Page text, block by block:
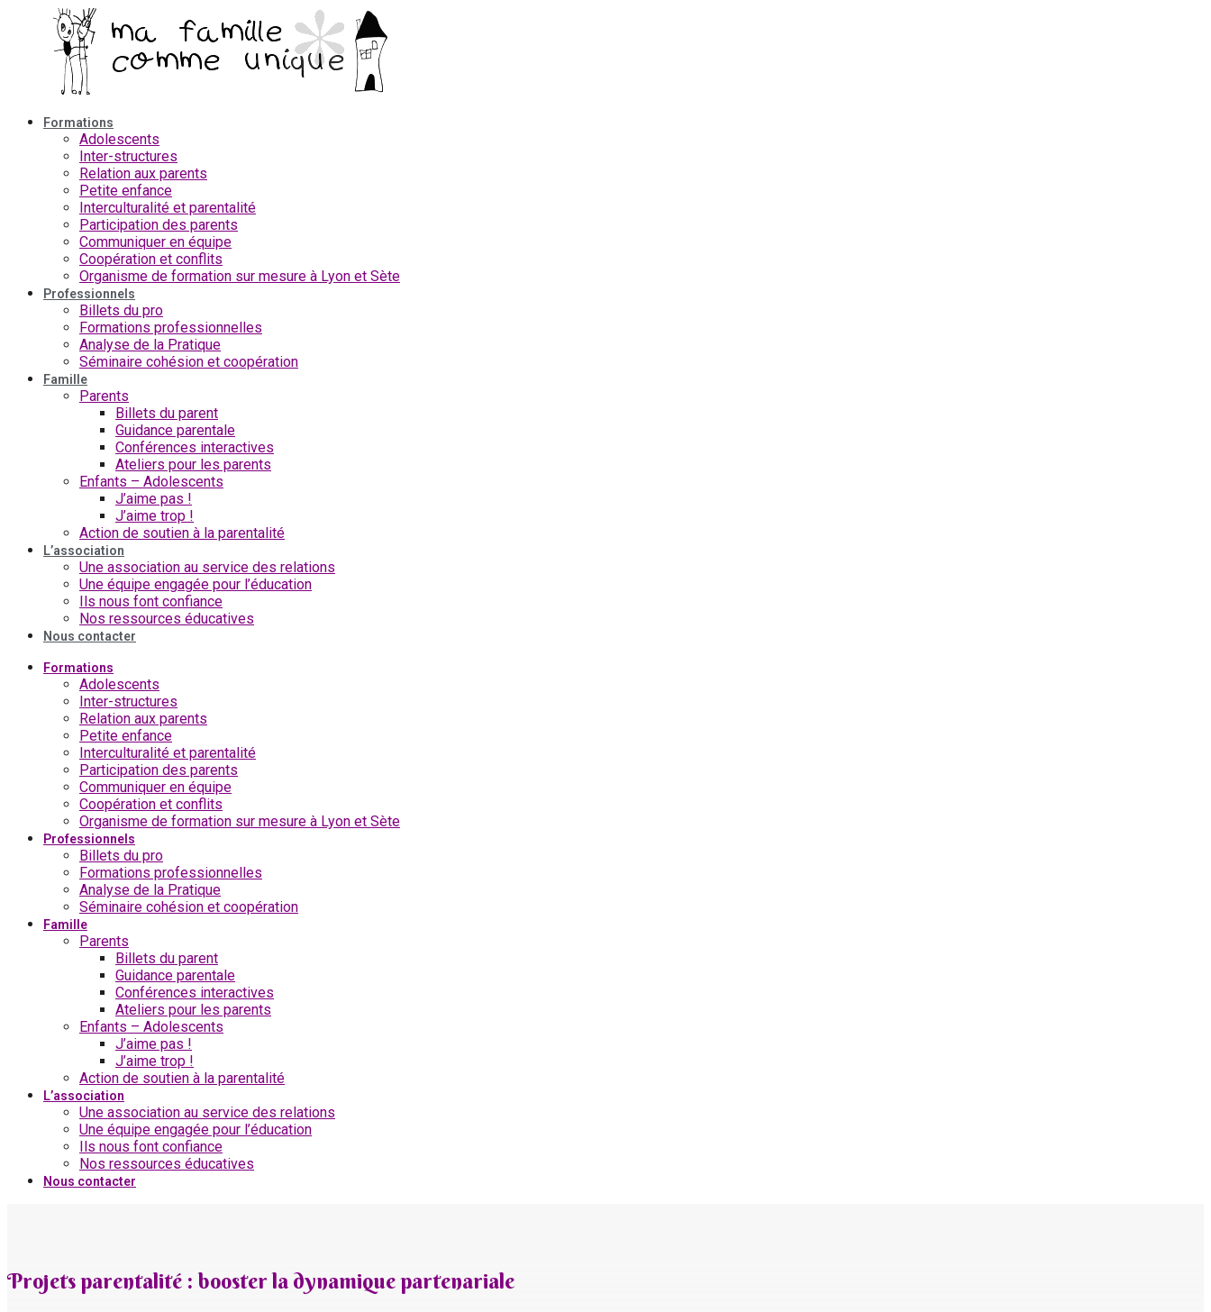
contenu
Formations
Adolescents
Inter-structures
Relation aux parents
Petite enfance
Interculturalité et parentalité
Participation des parents
Communiquer en équipe
Coopération et conflits
Organisme de formation sur mesure à Lyon et Sète
Professionnels
Billets du pro
Formations professionnelles
Analyse de la Pratique
Séminaire cohésion et coopération
Famille
Parents
Billets du parent
Guidance parentale
Conférences interactives
Ateliers pour les parents
Enfants – Adolescents
J’aime pas !
J’aime trop !
Action de soutien à la parentalité
L’association
Une association au service des relations
Une équipe engagée pour l’éducation
Ils nous font confiance
Nos ressources éducatives
Nous contacter
Formations
Adolescents
Inter-structures
Relation aux parents
Petite enfance
Interculturalité et parentalité
Participation des parents
Communiquer en équipe
Coopération et conflits
Organisme de formation sur mesure à Lyon et Sète
Professionnels
Billets du pro
Formations professionnelles
Analyse de la Pratique
Séminaire cohésion et coopération
Famille
Parents
Billets du parent
Guidance parentale
Conférences interactives
Ateliers pour les parents
Enfants – Adolescents
J’aime pas !
J’aime trop !
Action de soutien à la parentalité
L’association
Une association au service des relations
Une équipe engagée pour l’éducation
Ils nous font confiance
Nos ressources éducatives
Nous contacter
Projets parentalité : booster la dynamique partenariale